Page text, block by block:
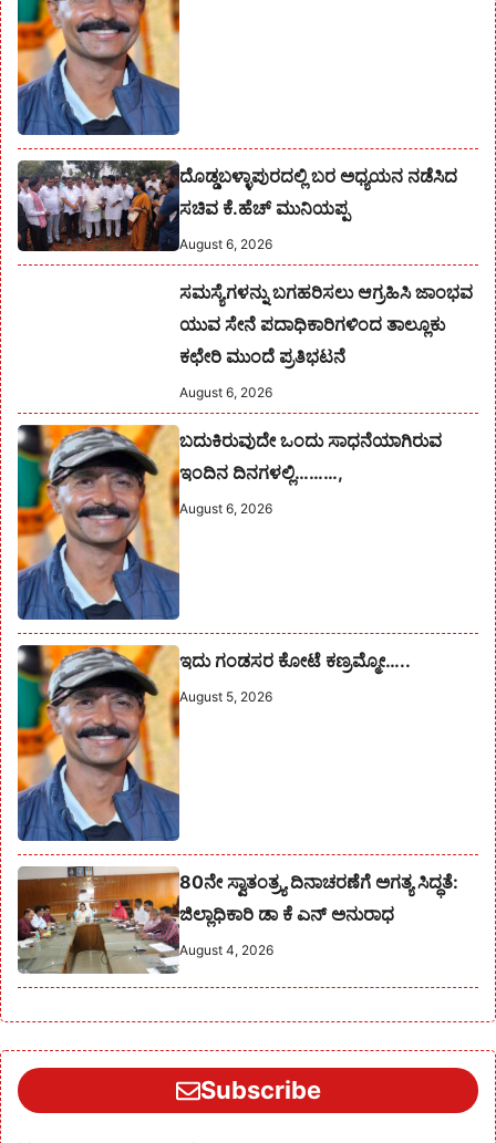
ದೊಡ್ಡಬಳ್ಳಾಪುರದಲ್ಲಿ ಬರ ಅಧ್ಯಯನ ನಡೆಸಿದ
ಸಚಿವ ಕೆ.ಹೆಚ್ ಮುನಿಯಪ್ಪ
August 6, 2026
ಸಮಸ್ಯೆಗಳನ್ನು ಬಗಹರಿಸಲು ಆಗ್ರಹಿಸಿ ಜಾಂಭವ
ಯುವ ಸೇನೆ ಪದಾಧಿಕಾರಿಗಳಿಂದ ತಾಲ್ಲೂಕು
ಕಛೇರಿ ಮುಂದೆ ಪ್ರತಿಭಟನೆ
August 6, 2026
ಬದುಕಿರುವುದೇ ಒಂದು ಸಾಧನೆಯಾಗಿರುವ
ಇಂದಿನ ದಿನಗಳಲ್ಲಿ………,
August 6, 2026
ಇದು ಗಂಡಸರ ಕೋಟೆ ಕಣ್ರಮ್ಮೋ…..
August 5, 2026
80ನೇ ಸ್ವಾತಂತ್ರ್ಯ ದಿನಾಚರಣೆಗೆ ಅಗತ್ಯ ಸಿದ್ಧತೆ:
ಜಿಲ್ಲಾಧಿಕಾರಿ ಡಾ ಕೆ ಎನ್ ಅನುರಾಧ
August 4, 2026
Subscribe